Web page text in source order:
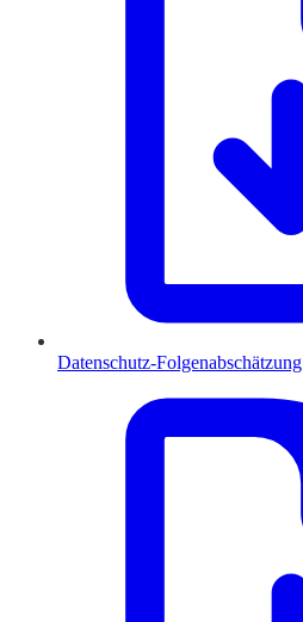
Datenschutz-Folgenabschätzung